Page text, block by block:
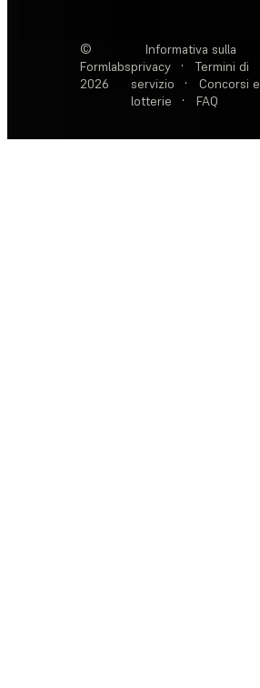
©
Formlabs
2026
Informativa sulla
privacy
·
Termini di
servizio
·
Concorsi e
lotterie
· FAQ